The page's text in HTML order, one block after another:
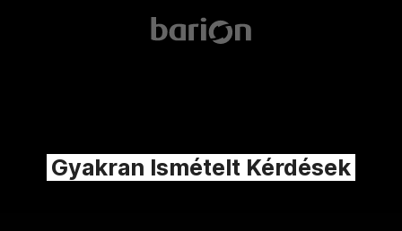
Gyakran Ismételt Kérdések